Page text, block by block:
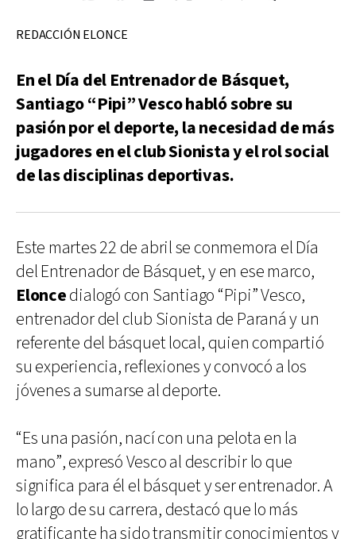
REDACCIÓN ELONCE
En el Día del Entrenador de Básquet,
Santiago “Pipi” Vesco habló sobre su
pasión por el deporte, la necesidad de más
jugadores en el club Sionista y el rol social
de las disciplinas deportivas.
Este martes 22 de abril se conmemora el Día
del Entrenador de Básquet, y en ese marco,
Eloncedialogó con Santiago “Pipi” Vesco,
entrenador del club Sionista de Paraná y un
referente del básquet local, quien compartió
su experiencia, reflexiones y convocó a los
jóvenes a sumarse al deporte.
“Es una pasión, nací con una pelota en la
mano”, expresó Vesco al describir lo que
significa para él el básquet y ser entrenador. A
lo largo de su carrera, destacó que lo más
gratificante ha sido transmitir conocimientos y